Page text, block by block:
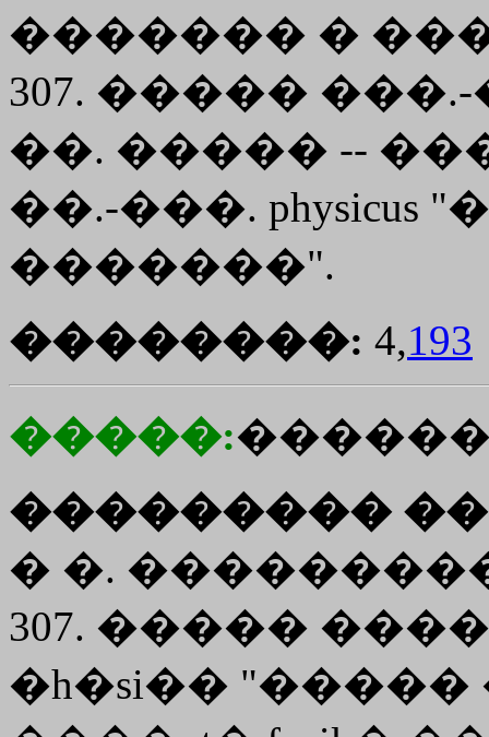
������� �
307. ����� ���.-
��. ����� --
��.-���.
�������".
��������: 4,193
�����:
���������
� �.
307. �����
�h�si��